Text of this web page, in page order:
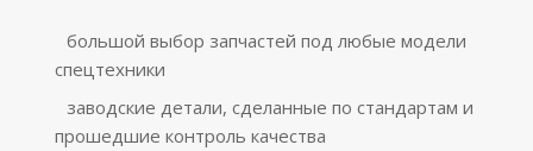
большой выбор запчастей под любые модели
спецтехники
заводские детали, сделанные по стандартам и
прошедшие контроль качества